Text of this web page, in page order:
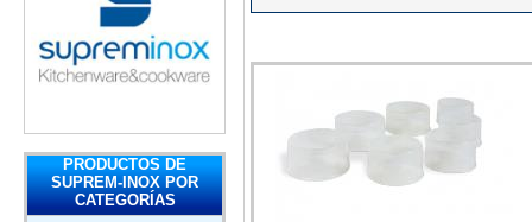
PRODUCTOS DE
SUPREM-INOX POR
CATEGORÍAS